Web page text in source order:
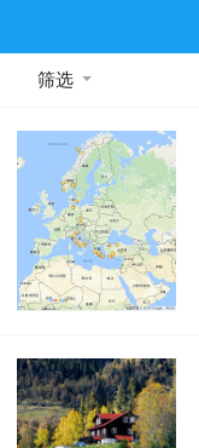
筛选